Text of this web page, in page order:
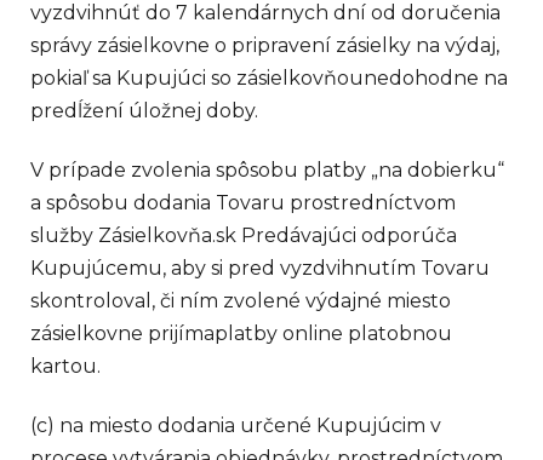
vyzdvihnúť do 7 kalendárnych dní od doručenia
správy zásielkovne o pripravení zásielky na výdaj,
pokiaľ sa Kupujúci so zásielkovňounedohodne na
predĺžení úložnej doby.
V prípade zvolenia spôsobu platby „na dobierku“
a spôsobu dodania Tovaru prostredníctvom
služby Zásielkovňa.sk Predávajúci odporúča
Kupujúcemu, aby si pred vyzdvihnutím Tovaru
skontroloval, či ním zvolené výdajné miesto
zásielkovne prijímaplatby online platobnou
kartou.
(c) na miesto dodania určené Kupujúcim v